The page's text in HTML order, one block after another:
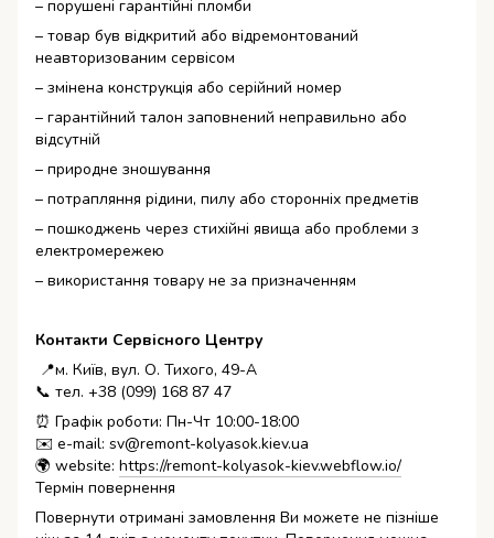
– порушені гарантійні пломби
– товар був відкритий або відремонтований
неавторизованим сервісом
– змінена конструкція або серійний номер
– гарантійний талон заповнений неправильно або
відсутній
– природне зношування
– потрапляння рідини, пилу або сторонніх предметів
– пошкоджень через стихійні явища або проблеми з
електромережею
– використання товару не за призначенням
Контакти Сервісного Центру
📍м. Київ, вул. О. Тихого, 49-А
📞 тел. +38 (099) 168 87 47
⏰ Графік роботи: Пн-Чт 10:00-18:00
✉️ e-mail: sv@remont-kolyasok.kiev.ua
🌍 website: https://remont-kolyasok-kiev.webflow.io/
Термін повернення
Повернути отримані замовлення Ви можете не пізніше